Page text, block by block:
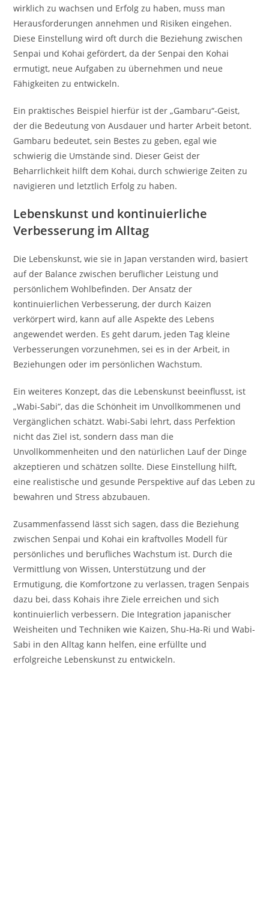
wirklich zu wachsen und Erfolg zu haben, muss man
Herausforderungen annehmen und Risiken eingehen.
Diese Einstellung wird oft durch die Beziehung zwischen
Senpai und Kohai gefördert, da der Senpai den Kohai
ermutigt, neue Aufgaben zu übernehmen und neue
Fähigkeiten zu entwickeln.
Ein praktisches Beispiel hierfür ist der „Gambaru“-Geist,
der die Bedeutung von Ausdauer und harter Arbeit betont.
Gambaru bedeutet, sein Bestes zu geben, egal wie
schwierig die Umstände sind. Dieser Geist der
Beharrlichkeit hilft dem Kohai, durch schwierige Zeiten zu
navigieren und letztlich Erfolg zu haben.
Lebenskunst und kontinuierliche
Verbesserung im Alltag
Die Lebenskunst, wie sie in Japan verstanden wird, basiert
auf der Balance zwischen beruflicher Leistung und
persönlichem Wohlbefinden. Der Ansatz der
kontinuierlichen Verbesserung, der durch Kaizen
verkörpert wird, kann auf alle Aspekte des Lebens
angewendet werden. Es geht darum, jeden Tag kleine
Verbesserungen vorzunehmen, sei es in der Arbeit, in
Beziehungen oder im persönlichen Wachstum.
Ein weiteres Konzept, das die Lebenskunst beeinflusst, ist
„Wabi-Sabi“, das die Schönheit im Unvollkommenen und
Vergänglichen schätzt. Wabi-Sabi lehrt, dass Perfektion
nicht das Ziel ist, sondern dass man die
Unvollkommenheiten und den natürlichen Lauf der Dinge
akzeptieren und schätzen sollte. Diese Einstellung hilft,
eine realistische und gesunde Perspektive auf das Leben zu
bewahren und Stress abzubauen.
Zusammenfassend lässt sich sagen, dass die Beziehung
zwischen Senpai und Kohai ein kraftvolles Modell für
persönliches und berufliches Wachstum ist. Durch die
Vermittlung von Wissen, Unterstützung und der
Ermutigung, die Komfortzone zu verlassen, tragen Senpais
dazu bei, dass Kohais ihre Ziele erreichen und sich
kontinuierlich verbessern. Die Integration japanischer
Weisheiten und Techniken wie Kaizen, Shu-Ha-Ri und Wabi-
Sabi in den Alltag kann helfen, eine erfüllte und
erfolgreiche Lebenskunst zu entwickeln.